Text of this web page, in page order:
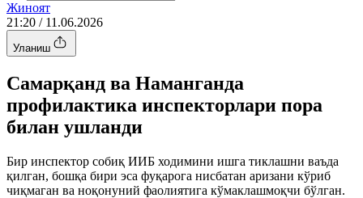
Жиноят
21:20 / 11.06.2026
Уланиш
Самарқанд ва Наманганда
профилактика инспекторлари пора
билан ушланди
Бир инспектор собиқ ИИБ ходимини ишга тиклашни ваъда
қилган, бошқа бири эса фуқарога нисбатан аризани кўриб
чиқмаган ва ноқонуний фаолиятига кўмаклашмоқчи бўлган.